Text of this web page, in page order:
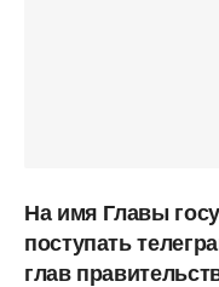
На имя Главы
поступать
глав